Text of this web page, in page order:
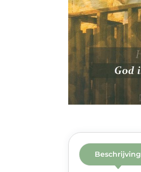
Beschrijving